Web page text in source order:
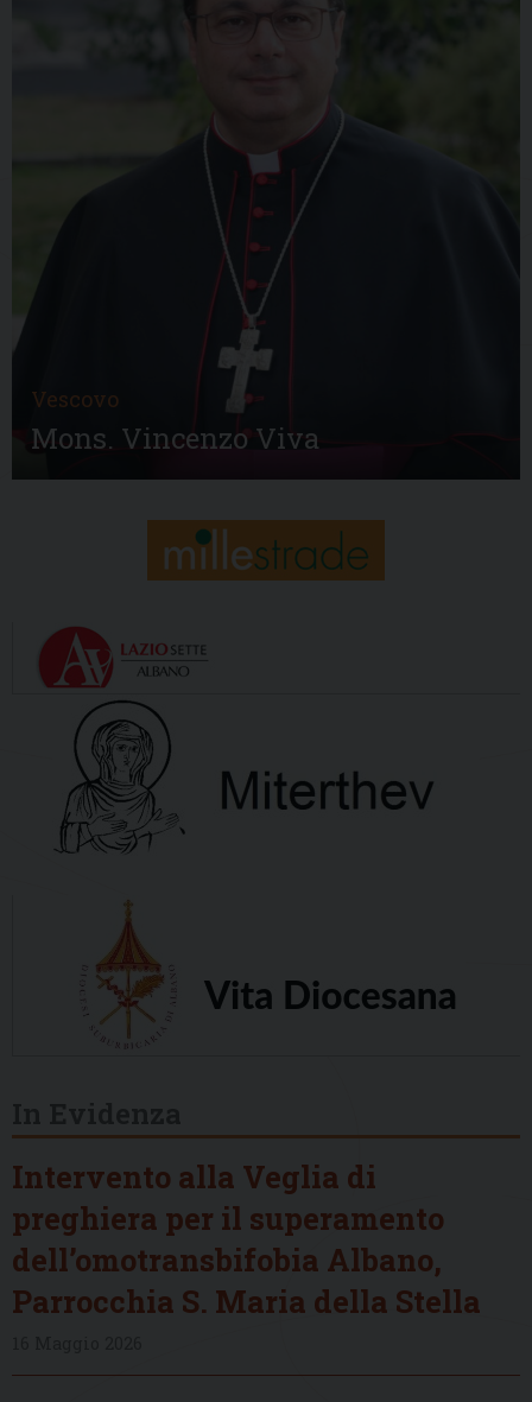
Vescovo
Mons. Vincenzo Viva
Intervento alla Veglia di
preghiera per il superamento
dell’omotransbifobia Albano,
Parrocchia S. Maria della Stella